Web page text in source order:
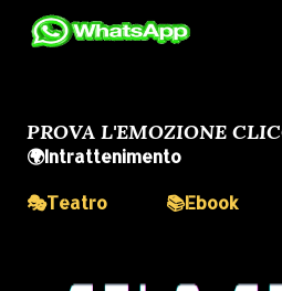
PROVA L'EMOZIONE
🌍Intrattenimento
🎭Teatro
📚Ebook